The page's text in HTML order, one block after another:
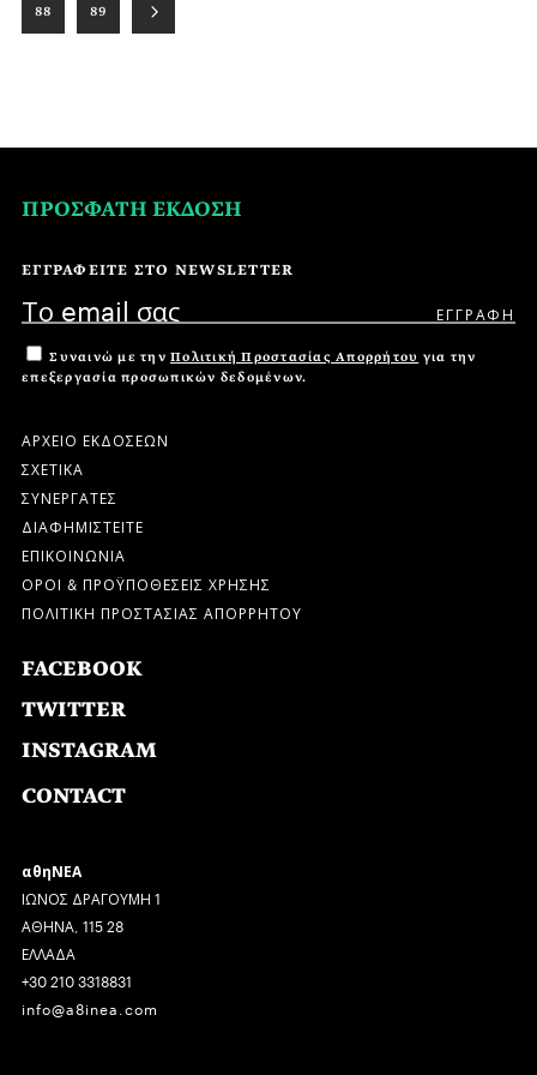
88 89
ΠΡΟΣΦΑΤΗ ΕΚΔΟΣΗ
ΕΓΓΡΑΦΕΙΤΕ ΣΤΟ NEWSLETTER
Συναινώ με την Πολιτική Προστασίας Απορρήτου για την
επεξεργασία προσωπικών δεδομένων.
ΑΡΧΕΙΟ ΕΚΔΟΣΕΩΝ
ΣΧΕΤΙΚΑ
ΣΥΝΕΡΓΑΤΕΣ
ΔΙΑΦΗΜΙΣΤΕΙΤΕ
ΕΠΙΚΟΙΝΩΝΙΑ
ΟΡΟΙ & ΠΡΟΫΠΟΘΕΣΕΙΣ ΧΡΗΣΗΣ
ΠΟΛΙΤΙΚΗ ΠΡΟΣΤΑΣΙΑΣ ΑΠΟΡΡΗΤΟΥ
FACEBOOK
TWITTER
INSTAGRAM
CONTACT
αθηΝΕΑ
ΙΩΝΟΣ ΔΡΑΓΟΥΜΗ 1
ΑΘΗΝΑ, 115 28
ΕΛΛΑΔΑ
+30 210 3318831
info@a8inea.com